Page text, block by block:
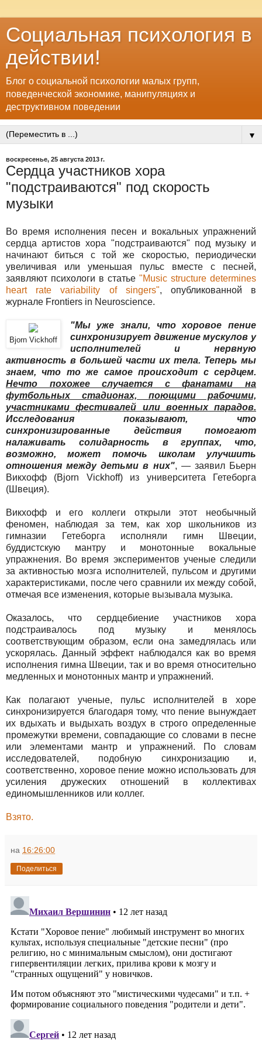
Социальная психология в
действии!
Блог о социальной психологии малых групп,
поведенческой экономике, манипуляциях и
деструктивном поведении
▼
воскресенье, 25 августа 2013 г.
Сердца участников хора
"подстраиваются" под скорость
музыки
Во время исполнения песен и вокальных упражнений
сердца артистов хора "подстраиваются" под музыку и
начинают биться с той же скоростью, периодически
увеличивая или уменьшая пульс вместе с песней,
заявляют психологи в статье "Music structure determines
heart rate variability of singers", опубликованной в
журнале Frontiers in Neuroscience.
Bjorn Vickhoff
"Мы уже знали, что хоровое пение
синхронизирует движение мускулов у
исполнителей и нервную
активность в большей части их тела. Теперь мы
знаем, что то же самое происходит с сердцем.
Нечто похожее случается с фанатами на
футбольных стадионах, поющими рабочими,
участниками фестивалей или военных парадов.
Исследования показывают, что
синхронизированные действия помогают
налаживать солидарность в группах, что,
возможно, может помочь школам улучшить
отношения между детьми в них", — заявил Бьерн
Викхофф (Bjorn Vickhoff) из университета Гетеборга
(Швеция).
Викхофф и его коллеги открыли этот необычный
феномен, наблюдая за тем, как хор школьников из
гимназии Гетеборга исполняли гимн Швеции,
буддистскую мантру и монотонные вокальные
упражнения. Во время экспериментов ученые следили
за активностью мозга исполнителей, пульсом и другими
характеристиками, после чего сравнили их между собой,
отмечая все изменения, которые вызывала музыка.
Оказалось, что сердцебиение участников хора
подстраивалось под музыку и менялось
соответствующим образом, если она замедлялась или
ускорялась. Данный эффект наблюдался как во время
исполнения гимна Швеции, так и во время относительно
медленных и монотонных мантр и упражнений.
Как полагают ученые, пульс исполнителей в хоре
синхронизируется благодаря тому, что пение вынуждает
их вдыхать и выдыхать воздух в строго определенные
промежутки времени, совпадающие со словами в песне
или элементами мантр и упражнений. По словам
исследователей, подобную синхронизацию и,
соответственно, хоровое пение можно использовать для
усиления дружеских отношений в коллективах
единомышленников или коллег.
Взято.
на 16:26:00
Поделиться